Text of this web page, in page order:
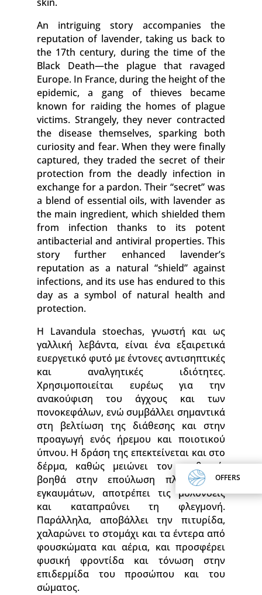
OFFERS
An intriguing story accompanies the
reputation of lavender, taking us back to
the 17th century, during the time of the
Black Death—the plague that ravaged
Europe. In France, during the height of the
epidemic, a gang of thieves became
known for raiding the homes of plague
victims. Strangely, they never contracted
the disease themselves, sparking both
curiosity and fear. When they were finally
captured, they traded the secret of their
protection from the deadly infection in
exchange for a pardon. Their “secret” was
a blend of essential oils, with lavender as
the main ingredient, which shielded them
from infection thanks to its potent
antibacterial and antiviral properties. This
story further enhanced lavender’s
reputation as a natural “shield” against
infections, and its use has endured to this
day as a symbol of natural health and
protection.
Η Lavandula stoechas, γνωστή και ως
γαλλική λεβάντα, είναι ένα εξαιρετικά
ευεργετικό φυτό με έντονες αντισηπτικές
και αναλγητικές ιδιότητες.
Χρησιμοποιείται ευρέως για την
ανακούφιση του άγχους και των
πονοκεφάλων, ενώ συμβάλλει σημαντικά
στη βελτίωση της διάθεσης και στην
προαγωγή ενός ήρεμου και ποιοτικού
ύπνου. Η δράση της επεκτείνεται και στο
δέρμα, καθώς μειώνει τον ερεθισμό,
βοηθά στην επούλωση πληγών και
εγκαυμάτων, αποτρέπει τις μολύνσεις
και καταπραΰνει τη φλεγμονή.
Παράλληλα, αποβάλλει την πιτυρίδα,
χαλαρώνει το στομάχι και τα έντερα από
φουσκώματα και αέρια, και προσφέρει
φυσική φροντίδα και τόνωση στην
επιδερμίδα του προσώπου και του
σώματος.